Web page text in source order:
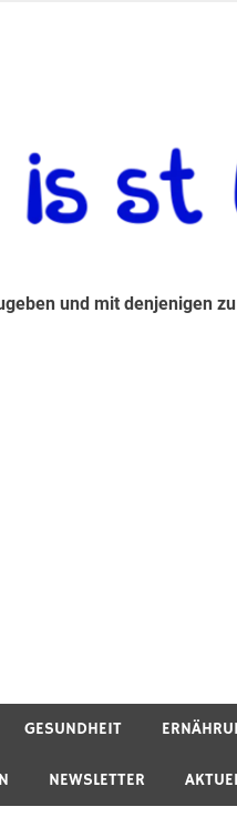
und mit denjenigen
GESUNDHEIT
NEWSLETTER